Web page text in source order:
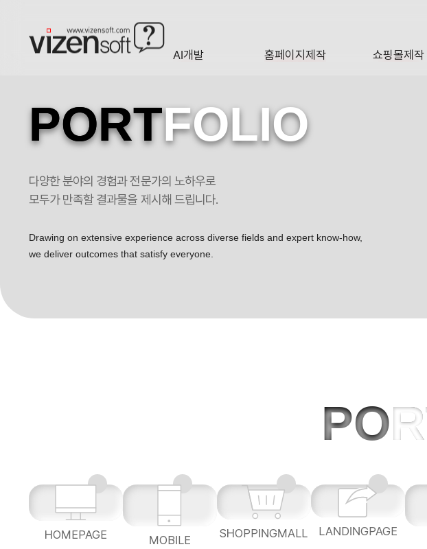
AI개발 홈페이지제작 쇼핑몰제작
윕스 포트폴리오
PORTFOLIO
다양한 분야의 경험과 전문가의 노하우로
모두가 만족할 결과물을 제시해 드립니다.
Drawing on extensive experience across diverse fields and expert know-how,
we deliver outcomes that satisfy everyone.
PO
HOMEPAGE MOBILE SHOPPINGMALL LANDINGPAGE